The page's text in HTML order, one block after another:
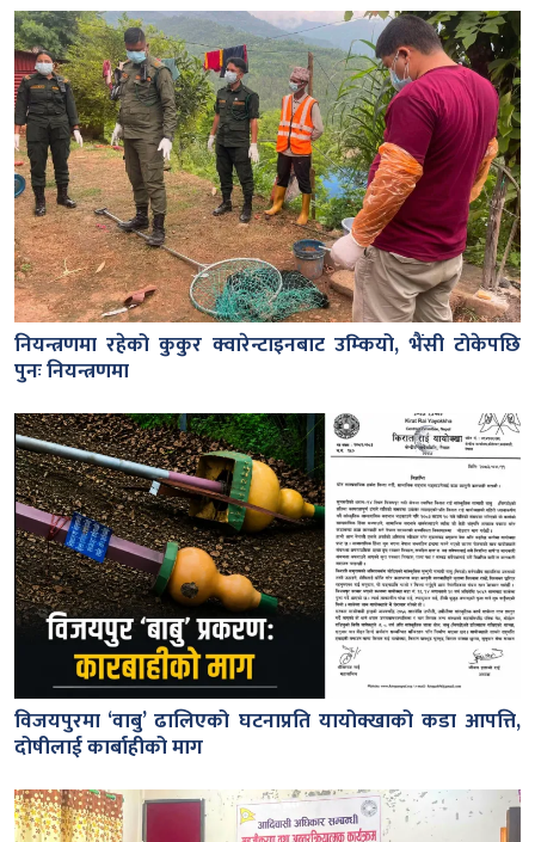
नियन्त्रणमा रहेको कुकुर क्वारेन्टाइनबाट उम्कियो, भैंसी टोकेपछि
पुनः नियन्त्रणमा
विजयपुरमा ‘वाबु’ ढालिएको घटनाप्रति यायोक्खाको कडा आपत्ति,
दोषीलाई कार्बाहीको माग